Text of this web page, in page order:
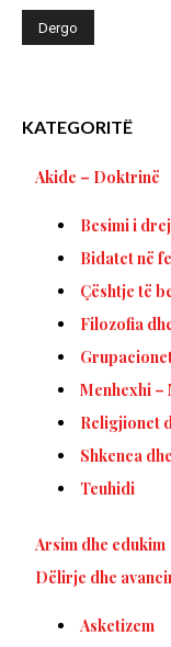
KATEGORITË
Akide – Doktrinë
Besimi i
Bidatet në
Çështje të
Filozofia
Menhexhi
Religjionet
Shkenca
Teuhidi
Arsim dhe edukim
Dëlirje dhe
Asketizem